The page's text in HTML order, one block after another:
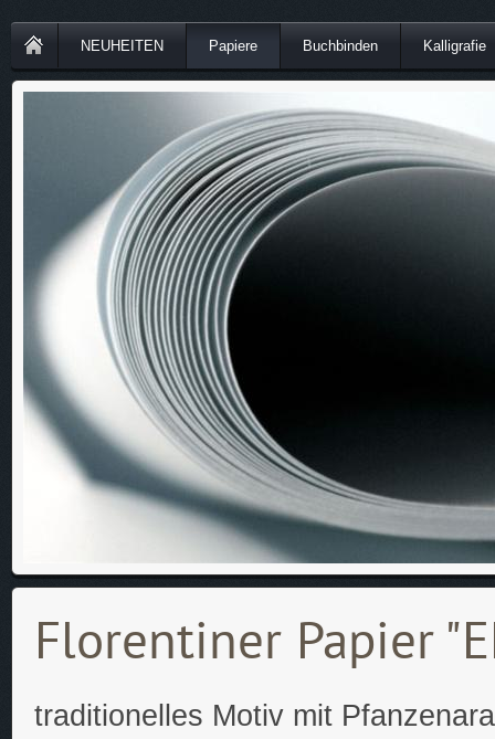
NEUHEITEN Papiere Buchbinden Kalligrafie
Florentiner Papier
traditionelles Motiv mit